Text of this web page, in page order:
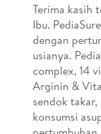
Terima kasih
Ibu.
dengan
usianya.
complex, 14
Arginin &
sendok
konsumsi